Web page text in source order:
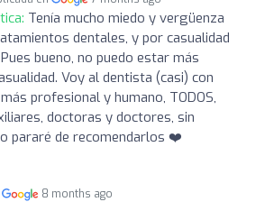
Tenía mucho miedo y vergüenza
dentales, y por casualidad
bueno, no puedo estar más
Voy al dentista (casi) con
profesional y humano, TODOS,
doctoras y doctores, sin
pararé de recomendarlos ❤️
8 months ago